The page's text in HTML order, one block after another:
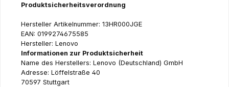
Produktsicherheitsverordnung
Hersteller Artikelnummer: 13HR000JGE
EAN: 0199274675585
Hersteller: Lenovo
Informationen zur Produktsicherheit
Name des Herstellers: Lenovo (Deutschland) GmbH
Adresse: Löffelstraße 40
70597 Stuttgart